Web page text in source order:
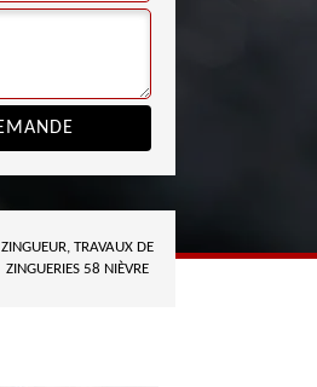
ZINGUEUR, TRAVAUX DE
ZINGUERIES 58 NIÈVRE